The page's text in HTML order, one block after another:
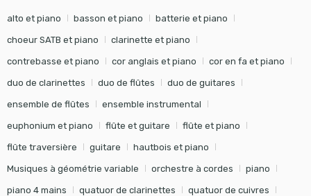
alto et piano basson et piano batterie et piano
choeur SATB et piano clarinette et piano
contrebasse et piano cor anglais et piano cor en fa et piano
duo de clarinettes duo de flûtes duo de guitares
ensemble de flûtes ensemble instrumental
euphonium et piano flûte et guitare flûte et piano
flûte traversière guitare hautbois et piano
Musiques à géométrie variable orchestre à cordes piano
piano 4 mains quatuor de clarinettes quatuor de cuivres